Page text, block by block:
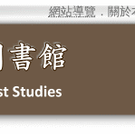
網站導覽 ． 關於